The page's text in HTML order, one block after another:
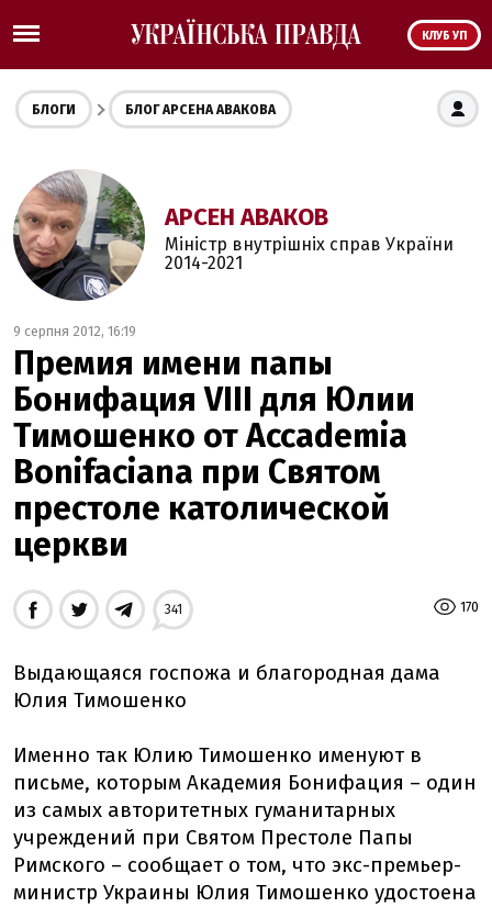
КЛУБ УП
БЛОГИ БЛОГ АРСЕНА АВАКОВА
АРСЕН АВАКОВ
Міністр внутрішніх справ України
2014-2021
9 серпня 2012, 16:19
Премия имени папы
Бонифация VIII для Юлии
Тимошенко от Accademia
Bonifaciana при Святом
престоле католической
церкви
170
341
Выдающаяся госпожа и благородная дама
Юлия Тимошенко
Именно так Юлию Тимошенко именуют в
письме, которым Академия Бонифация – один
из самых авторитетных гуманитарных
учреждений при Святом Престоле Папы
Римского – сообщает о том, что экс-премьер-
министр Украины Юлия Тимошенко удостоена